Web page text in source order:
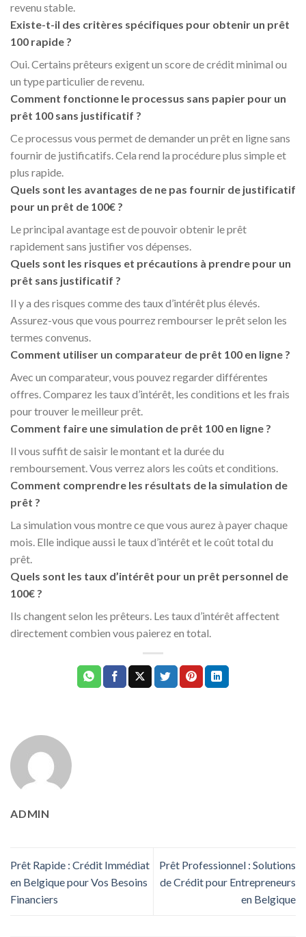
revenu stable.
Existe-t-il des critères spécifiques pour obtenir un prêt
100 rapide ?
Oui. Certains prêteurs exigent un score de crédit minimal ou
un type particulier de revenu.
Comment fonctionne le processus sans papier pour un
prêt 100 sans justificatif ?
Ce processus vous permet de demander un prêt en ligne sans
fournir de justificatifs. Cela rend la procédure plus simple et
plus rapide.
Quels sont les avantages de ne pas fournir de justificatif
pour un prêt de 100€ ?
Le principal avantage est de pouvoir obtenir le prêt
rapidement sans justifier vos dépenses.
Quels sont les risques et précautions à prendre pour un
prêt sans justificatif ?
Il y a des risques comme des taux d’intérêt plus élevés.
Assurez-vous que vous pourrez rembourser le prêt selon les
termes convenus.
Comment utiliser un comparateur de prêt 100 en ligne ?
Avec un comparateur, vous pouvez regarder différentes
offres. Comparez les taux d’intérêt, les conditions et les frais
pour trouver le meilleur prêt.
Comment faire une simulation de prêt 100 en ligne ?
Il vous suffit de saisir le montant et la durée du
remboursement. Vous verrez alors les coûts et conditions.
Comment comprendre les résultats de la simulation de
prêt ?
La simulation vous montre ce que vous aurez à payer chaque
mois. Elle indique aussi le taux d’intérêt et le coût total du
prêt.
Quels sont les taux d’intérêt pour un prêt personnel de
100€ ?
Ils changent selon les prêteurs. Les taux d’intérêt affectent
directement combien vous paierez en total.
ADMIN
Prêt Rapide : Crédit Immédiat
en Belgique pour Vos Besoins
Financiers
Prêt Professionnel : Solutions
de Crédit pour Entrepreneurs
en Belgique